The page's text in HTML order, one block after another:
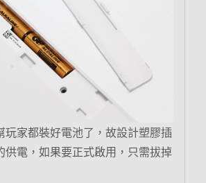
玩家都裝好電池了，故設計塑膠插
供電，如果要正式啟用，只需拔掉